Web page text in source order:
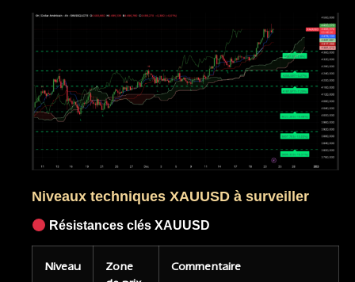
Niveaux techniques XAUUSD à surveiller
Résistances clés XAUUSD
Niveau
Zone
Commentaire